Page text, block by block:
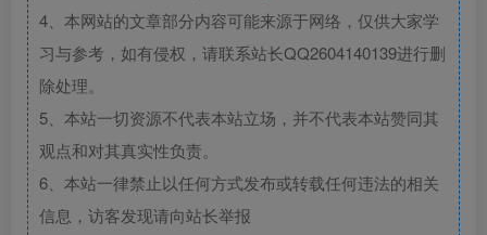
4、本网站的文章部分内容可能来源于网络，仅供大家学
习与参考，如有侵权，请联系站长QQ2604140139进行删
除处理。
5、本站一切资源不代表本站立场，并不代表本站赞同其
观点和对其真实性负责。
6、本站一律禁止以任何方式发布或转载任何违法的相关
信息，访客发现请向站长举报